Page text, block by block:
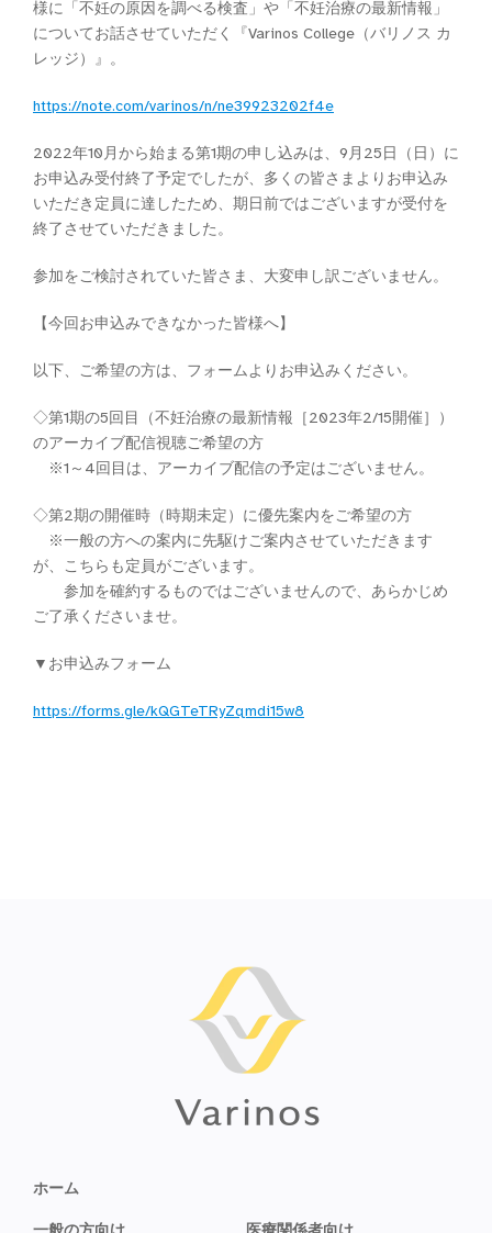
様に「不妊の原因を調べる検査」や「不妊治療の最新情報」
についてお話させていただく『Varinos College（バリノス カ
レッジ）』。
https://note.com/varinos/n/ne39923202f4e
2022年10月から始まる第1期の申し込みは、9月25日（日）に
お申込み受付終了予定でしたが、多くの皆さまよりお申込み
いただき定員に達したため、期日前ではございますが受付を
終了させていただきました。
参加をご検討されていた皆さま、大変申し訳ございません。
【今回お申込みできなかった皆様へ】
以下、ご希望の方は、フォームよりお申込みください。
◇第1期の5回目（不妊治療の最新情報［2023年2/15開催］）
のアーカイブ配信視聴ご希望の方
※1～4回目は、アーカイブ配信の予定はございません。
◇第2期の開催時（時期未定）に優先案内をご希望の方
※一般の方への案内に先駆けご案内させていただきます
が、こちらも定員がございます。
参加を確約するものではございませんので、あらかじめ
ご了承くださいませ。
▼お申込みフォーム
https://forms.gle/kQGTeTRyZqmdi15w8
ホーム